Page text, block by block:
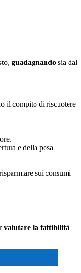
guadagnando sia dal
il compito di riscuotere
e della posa
sui consumi
valutare la fattibilità